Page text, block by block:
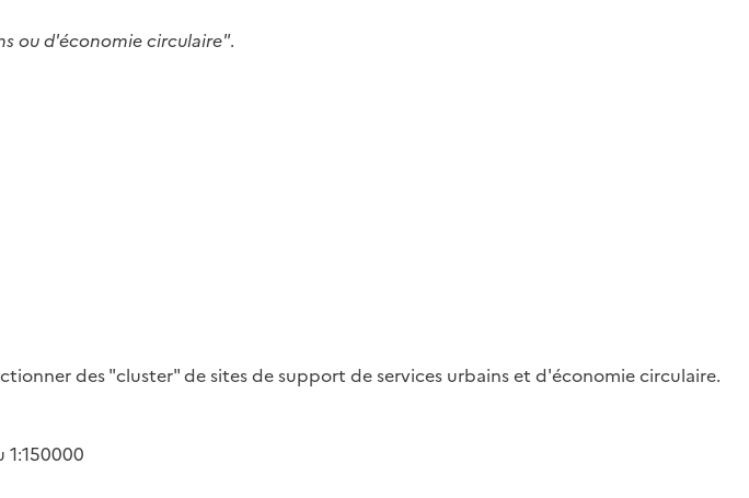
ou d'économie circulaire".
des "cluster" de sites de support de services urbains et d'économie circulaire.
1:150000